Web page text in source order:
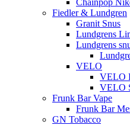
Chainpop
Fiedler & Lundgren
Granit Snus
Lundgrens
Lundgrens
VELO
VELO
VELO
Frunk Bar Vape
Frunk Bar
GN Tobacco